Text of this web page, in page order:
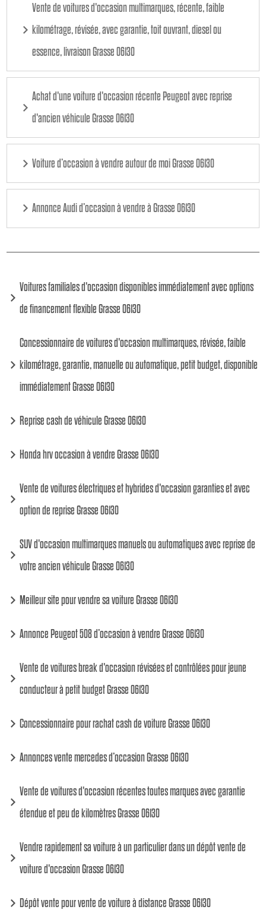
Vente de voitures d'occasion multimarques, récente, faible
kilométrage, révisée, avec garantie, toit ouvrant, diesel ou
essence, livraison Grasse 06130
Achat d'une voiture d'occasion récente Peugeot avec reprise
d'ancien véhicule Grasse 06130
Voiture d’occasion à vendre autour de moi Grasse 06130
Annonce Audi d’occasion à vendre à Grasse 06130
Voitures familiales d'occasion disponibles immédiatement avec options
de financement flexible Grasse 06130
Concessionnaire de voitures d'occasion multimarques, révisée, faible
kilométrage, garantie, manuelle ou automatique, petit budget, disponible
immédiatement Grasse 06130
Reprise cash de véhicule Grasse 06130
Honda hrv occasion à vendre Grasse 06130
Vente de voitures électriques et hybrides d'occasion garanties et avec
option de reprise Grasse 06130
SUV d'occasion multimarques manuels ou automatiques avec reprise de
votre ancien véhicule Grasse 06130
Meilleur site pour vendre sa voiture Grasse 06130
Annonce Peugeot 508 d’occasion à vendre Grasse 06130
Vente de voitures break d'occasion révisées et contrôlées pour jeune
conducteur à petit budget Grasse 06130
Concessionnaire pour rachat cash de voiture Grasse 06130
Annonces vente mercedes d’occasion Grasse 06130
Vente de voitures d'occasion récentes toutes marques avec garantie
étendue et peu de kilomètres Grasse 06130
Vendre rapidement sa voiture à un particulier dans un dépôt vente de
voiture d'occasion Grasse 06130
Dépôt vente pour vente de voiture à distance Grasse 06130